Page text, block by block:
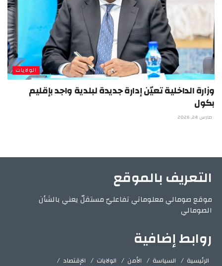
الولايات
وزارة الداخلية تعيّن إدارة جديدة لبلدية واجد بإقليم
بكول
مارس 24, 2026
التعريف بالموقع
موقع صومالي معلوماتي تفاعليّ مستقلّ يعني بالشأن
الصومالي
روابط إضافية
الرئيسية السياسة الأمن الولايات
الإقتصاد